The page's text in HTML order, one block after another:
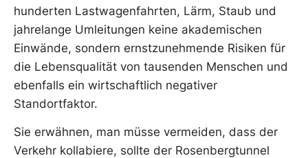
hunderten Lastwagenfahrten, Lärm, Staub und
jahrelange Umleitungen keine akademischen
Einwände, sondern ernstzunehmende Risiken für
die Lebensqualität von tausenden Menschen und
ebenfalls ein wirtschaftlich negativer
Standortfaktor.
Sie erwähnen, man müsse vermeiden, dass der
Verkehr kollabiere, sollte der Rosenbergtunnel